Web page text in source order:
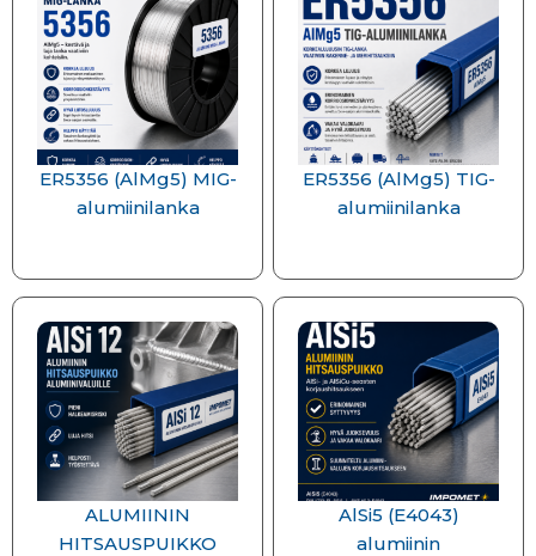
ER5356 (AlMg5) MIG-
alumiinilanka
ER5356 (AlMg5) TIG-
alumiinilanka
ALUMIININ
HITSAUSPUIKKO
AlSi5 (E4043)
alumiinin